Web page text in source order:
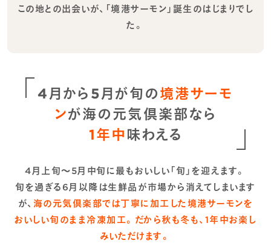
この地との出会いが、「境港サーモン」誕生のはじまりでし
た。
4月から5月が旬の境港サーモ
ンが海の元気倶楽部なら
1年中味わえる
4月上旬～5月中旬に最もおいしい「旬」を迎えます。
旬を過ぎる6月以降は生鮮品が市場から消えてしまいます
が、 海の元気倶楽部では丁寧に加工した境港サーモンを
おいしい旬のまま冷凍加工。だから秋も冬も、1年中お楽し
みいただけます。